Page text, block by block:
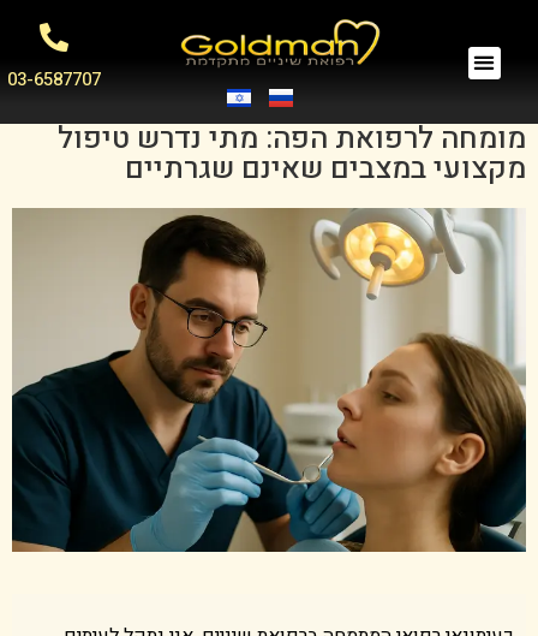
03-6587707
מומחה לרפואת הפה: מתי נדרש טיפול
מקצועי במצבים שאינם שגרתיים